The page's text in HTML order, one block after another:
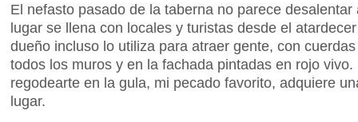
El nefasto pasado de la taberna no parece
lugar se llena con locales y turistas desde el
dueño incluso lo utiliza para atraer gente, con
todos los muros y en la fachada pintadas en rojo
regodearte en la gula, mi pecado favorito, adquiere
lugar.